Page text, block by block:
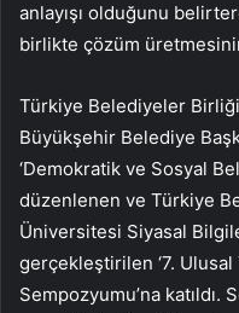
anlayışı olduğunu
birlikte çözüm
Türkiye Belediyeler
Büyükşehir Belediye
‘Demokratik ve Sosyal
düzenlenen ve Türkiye
Üniversitesi Siyasal
gerçekleştirilen ‘7.
Sempozyumu’na